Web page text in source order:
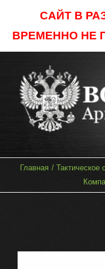
САЙТ В
ВРЕМЕННО НЕ
content
Главная Тактическое